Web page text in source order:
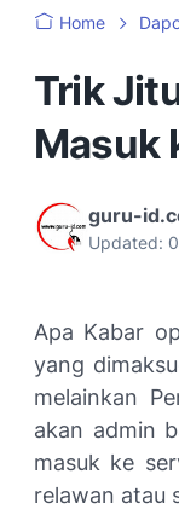
Home
Trik
Masuk
guru-
Updated:
Apa Kabar
yang
melainkan
akan admin
masuk ke
relawan atau